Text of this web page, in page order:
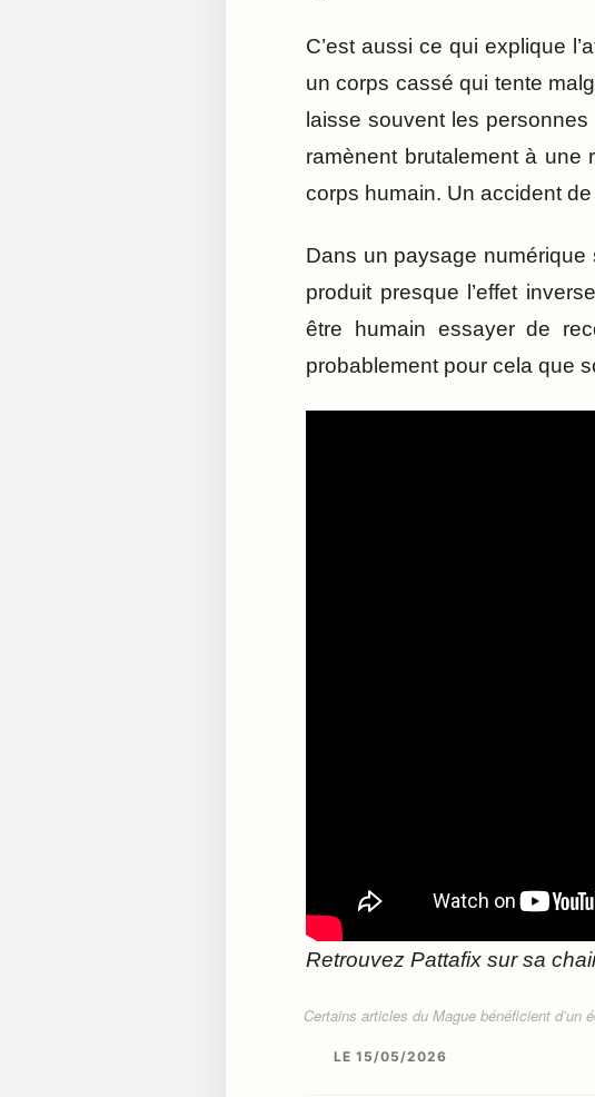
C’est aussi ce qui explique
un corps cassé qui tente
laisse souvent les personnes
ramènent brutalement à une
corps humain. Un accident
Dans un paysage
produit presque l’effet
être humain essayer de
probablement pour cela que
Retrouvez Pattafix sur sa
Certains articles du Mague bénéficient d’un
LE 15/05/2026